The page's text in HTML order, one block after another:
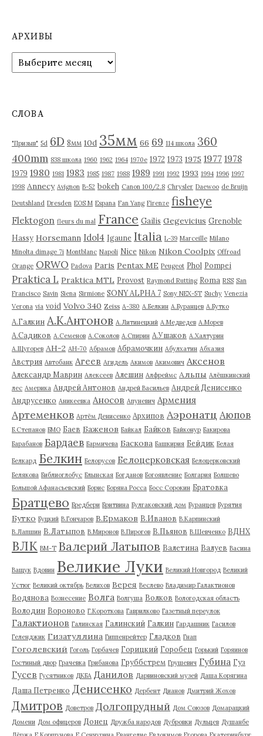
АРХИВЫ
р
в
СЛОВА
"Призыв" 5d 6D 8мм 10d 35мм 66 69 114 школа 360
400mm 838 школа 1960 1962 1964 1970е 1972 1973 1975 1977 1978
1979 1980 1981 1983 1985 1987 1988 1989 1991 1992 1993 1994 1996 1997
1998 Annecy Avignon B-52 bokeh Canon 100/2.8 Chrysler Daewoo de Bruijn
Deutshland Dresden EOS M Espana Fan Yang Firenze fisheye
Flektogon fleurs du mal France Gailis Gegevicius Grenoble
Hassy Horsemann Idol4 Igaune Italia L-39 Marceille Milano
Minolta dimage 7i Montblanc Napoli Nice Nikon Nikon Coolpix Offroad
Orange ORWO Padova Paris Pentax ME Peugeot Phol Pompei
Praktica L Praktica MTL Provost Raymond Rutting Roma RSS San
Francisco Savin Siena Sirmione SONY ALPHA 7 Sony NEX-5T Suchy Venezia
Verona via void Volvo 340 Zeiss А-380 А.Белкин А.Буранцев А.Бутко
А.Галкин А.К.Антонов А.Литинецкий А.Медведев А.Морев
А.Садиков А.Семенов А.Соколов А.Спирин А.Ушаков А.Халтурин
А.Щугорев АН-2 АН-70 Абрамов Абрамочкин Абулхатин Абхазия
Австрия Автобанк Агеев Агидель Акимов Акимович Аксенов
Александр Маврин Алексеев Алешин Алфреймс Альпы Алёшкинский
лес Америка Андрей Антонов Андрей Васильев Андрей Денисенко
Андрусенко Аникеевка Аносов Апуневич Армения
Артеменков Артём Денисенко Архипов Аэронатц Аюпов
Б.Степанов БМО Баев Баженов Байкал Байков Байконур Бакирова
Барабанов Бардаев Бармичева Баскова Башкирия Бейдик Белая
Белкард Белкин Белорусов Белоцерковская Белоцерковский
Белякова Библиоглобус Блынская Богданов Богоявление Болгария Болшево
Большой Афанасьевский Борис Боряна Росса Босс Сорокин Братовка
Братцево Бредбери Бритвина Булгаковский дом Буранцев Бурятия
Бутко Буцкий В.Гончаров В.Ермаков В.Иванов В.Карпинский
В.Лапшин В.Латыпов В.Миронов В.Пирогов В.Пьянов В.Шевченко ВДНХ
ВЛК ВМ-Т Валерий Латыпов Валетина Валуев Васина
Ващук Вдовин Великие Луки Великий Новгород Великий
Устюг Великий октябрь Велихов Верея Веслево Владимир Галактионов
Водянова Вознесение Волга Волгуша Волков Вологодская область
Володин Вороново Г.Короткова Гаврилково Газетный переулок
Галактионов Галинская Галинский Галкин Гардашник Гасилов
Геленджик Гизатуллина Гиппенрейтер Гладков Гнап
Гоголевский Гоголь Горбачев Горицкий Горобец Горький Горяинов
Гостиный двор Грачевка Грибанова Груббстрем Грушевич Губина Гуз
Гусев Гусятников ДКБА Данилов Дарвиновский музей Даша Корягина
Даша Петренко Денисенко Дербент Дианов Дмитрий Жохов
Дмитров Доветров Долгопрудный Дом Союзов Домарацкий
Домени Дом офицеров Донец Дружба народов Дубровки Дульцев Душанбе